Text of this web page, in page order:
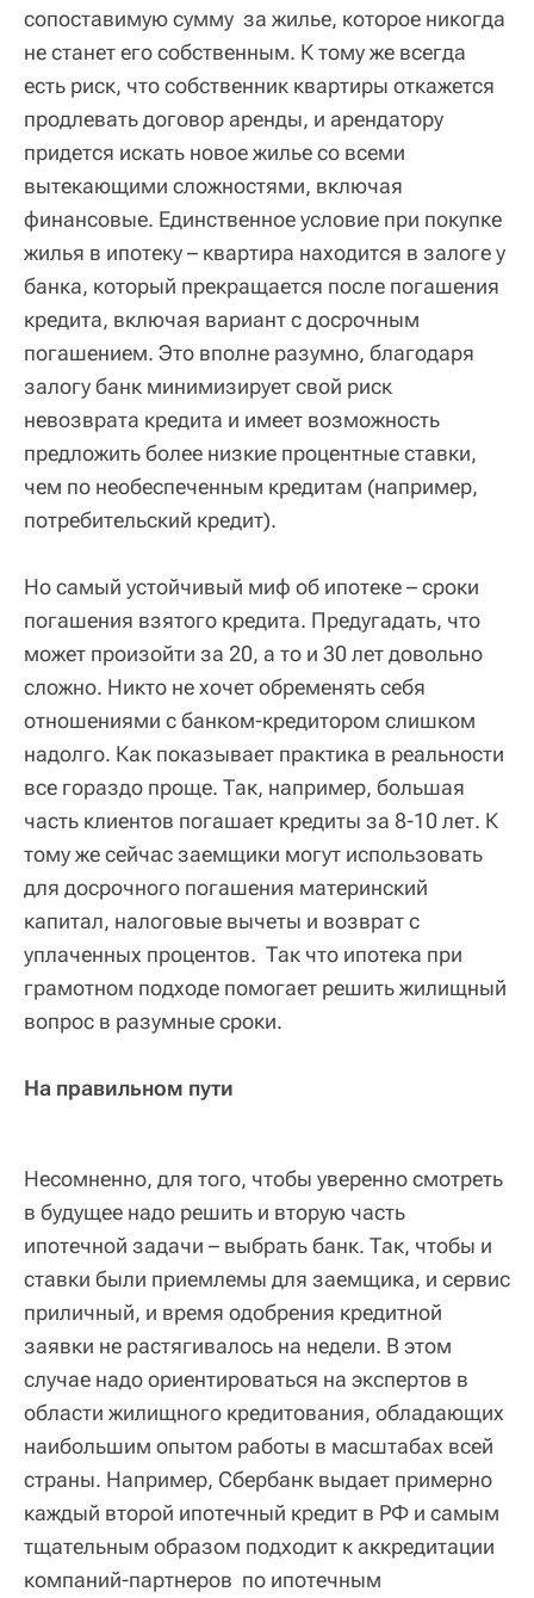
сопоставимую сумму за жилье, которое никогда
не станет его собственным. К тому же всегда
есть риск, что собственник квартиры откажется
продлевать договор аренды, и арендатору
придется искать новое жилье со всеми
вытекающими сложностями, включая
финансовые. Единственное условие при покупке
жилья в ипотеку – квартира находится в залоге у
банка, который прекращается после погашения
кредита, включая вариант с досрочным
погашением. Это вполне разумно, благодаря
залогу банк минимизирует свой риск
невозврата кредита и имеет возможность
предложить более низкие процентные ставки,
чем по необеспеченным кредитам (например,
потребительский кредит).
Но самый устойчивый миф об ипотеке – сроки
погашения взятого кредита. Предугадать, что
может произойти за 20, а то и 30 лет довольно
сложно. Никто не хочет обременять себя
отношениями с банком-кредитором слишком
надолго. Как показывает практика в реальности
все гораздо проще. Так, например, большая
часть клиентов погашает кредиты за 8-10 лет. К
тому же сейчас заемщики могут использовать
для досрочного погашения материнский
капитал, налоговые вычеты и возврат с
уплаченных процентов. Так что ипотека при
грамотном подходе помогает решить жилищный
вопрос в разумные сроки.
На правильном пути
Несомненно, для того, чтобы уверенно смотреть
в будущее надо решить и вторую часть
ипотечной задачи – выбрать банк. Так, чтобы и
ставки были приемлемы для заемщика, и сервис
приличный, и время одобрения кредитной
заявки не растягивалось на недели. В этом
случае надо ориентироваться на экспертов в
области жилищного кредитования, обладающих
наибольшим опытом работы в масштабах всей
страны. Например, Сбербанк выдает примерно
каждый второй ипотечный кредит в РФ и самым
тщательным образом подходит к аккредитации
компаний-партнеров по ипотечным